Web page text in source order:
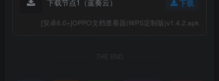
下载节点1（蓝奏云） 下载
[安卓6.0+]OPPO文档查看器(WPS定制版)v1.4.2.apk
THE END